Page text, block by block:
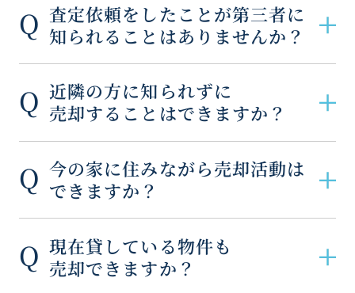
査定依頼をしたことが第三者に
知られることはありませんか？
近隣の方に知られずに
売却することはできますか？
今の家に住みながら売却活動は
できますか？
現在貸している物件も
売却できますか？